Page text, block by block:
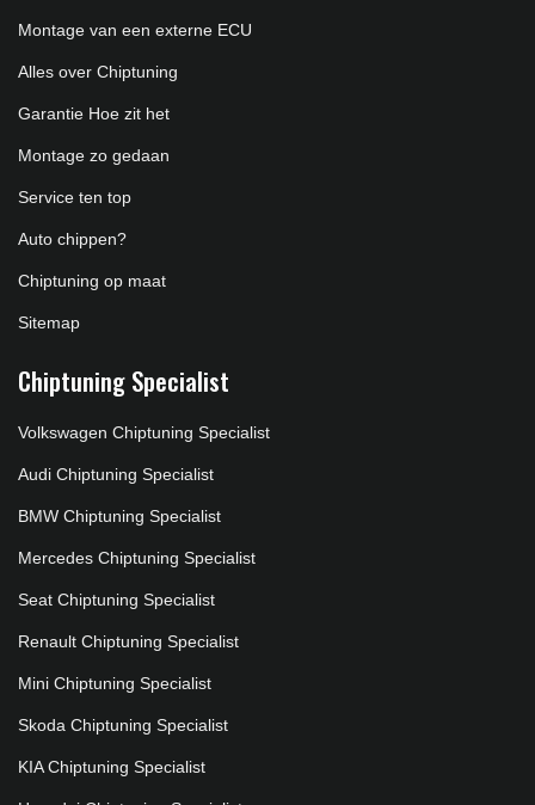
Montage van een externe ECU
Alles over Chiptuning
Garantie Hoe zit het
Montage zo gedaan
Service ten top
Auto chippen?
Chiptuning op maat
Sitemap
Chiptuning Specialist
Volkswagen Chiptuning Specialist
Audi Chiptuning Specialist
BMW Chiptuning Specialist
Mercedes Chiptuning Specialist
Seat Chiptuning Specialist
Renault Chiptuning Specialist
Mini Chiptuning Specialist
Skoda Chiptuning Specialist
KIA Chiptuning Specialist